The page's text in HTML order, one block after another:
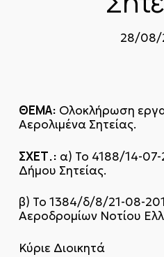
28/08/
ΘΕΜΑ: Ολοκλήρωση
Αερολιμένα Σητείας.
ΣΧΕΤ.: α) Το 4188/14-
Δήμου Σητείας.
β) Το 1384/δ/8/21-08-
Αεροδρομίων Νοτίου
Κύριε Διοικητά